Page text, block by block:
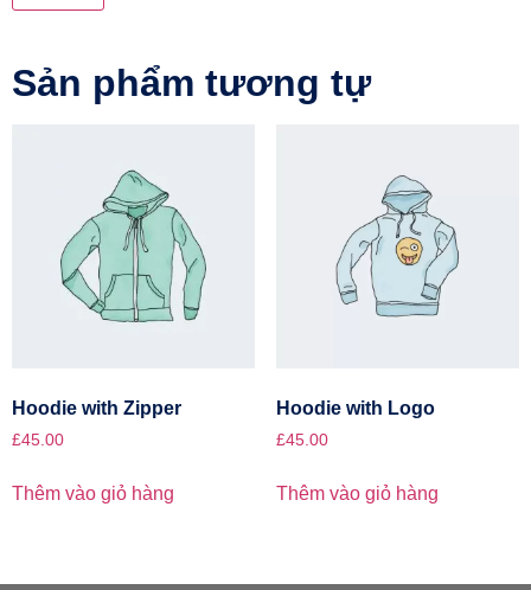
Sản phẩm tương tự
Hoodie with Zipper
£45.00
Thêm vào giỏ hàng
Hoodie with Logo
£45.00
Thêm vào giỏ hàng